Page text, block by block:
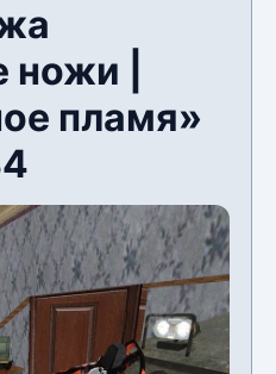
|
пламя»